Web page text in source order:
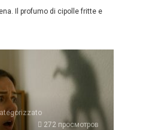
Il profumo di cipolle fritte e
272 просмотров